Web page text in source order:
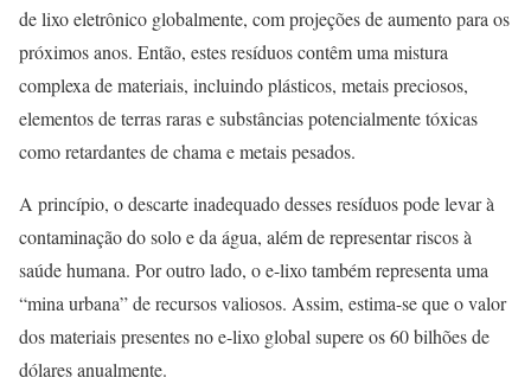
de lixo eletrônico globalmente, com projeções de aumento para os
próximos anos. Então, estes resíduos contêm uma mistura
complexa de materiais, incluindo plásticos, metais preciosos,
elementos de terras raras e substâncias potencialmente tóxicas
como retardantes de chama e metais pesados.
A princípio, o descarte inadequado desses resíduos pode levar à
contaminação do solo e da água, além de representar riscos à
saúde humana. Por outro lado, o e-lixo também representa uma
“mina urbana” de recursos valiosos. Assim, estima-se que o valor
dos materiais presentes no e-lixo global supere os 60 bilhões de
dólares anualmente.